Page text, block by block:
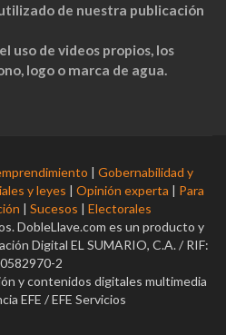
de nuestra publicación
uso de videos propios, los
logo o marca de agua.
| Gobernabilidad y
y leyes | Opinión experta | Para
| Sucesos | Electorales
DobleLlave.com es un producto y
Digital EL SUMARIO, C.A. / RIF:
2
y contenidos digitales multimedia
EFE / EFE Servicios